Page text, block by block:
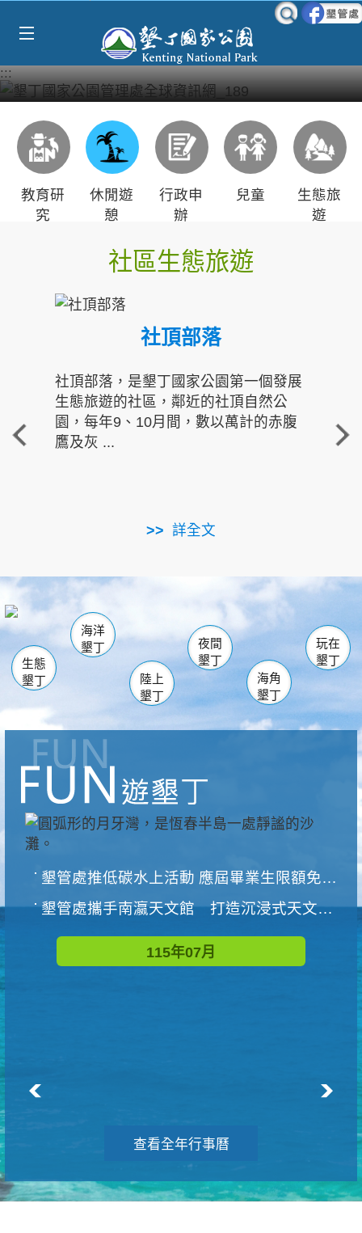
:::
教育研
究
休閒遊
憩
行政申
辦
兒童
生態旅
遊
社區生態旅遊
社頂部落
社頂部落，是墾丁國家公園第一個發展
生態旅遊的社區，鄰近的社頂自然公
園，每年9、10月間，數以萬計的赤腹
鷹及灰 ...
詳全文
重
走進
南仁湖
海生館
恆春 佳樂水
龍鑾潭自然中心 森林遊樂區
瓊麻館
關山 墾管處遊客中心
社頂公園 風吹沙
船帆石
白砂 龍磐公園
香蕉灣
砂島
鵝鑾鼻
生態
墾丁
海洋
墾丁
陸上
墾丁
夜間
墾丁
海角
墾丁
玩在
墾丁
墾管處推低碳水上活動 應屆畢業生限額免費參加
墾管處攜手南瀛天文館 打造沉浸式天文探索營隊
115年07月
查看全年行事曆